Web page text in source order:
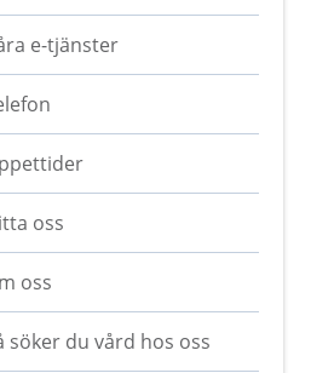
e-tjänster
oss
oss
söker du vård hos oss